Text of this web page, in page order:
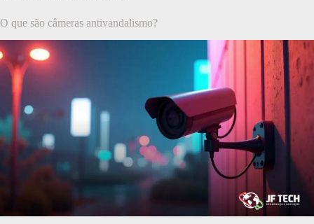
O que são câmeras antivandalismo?